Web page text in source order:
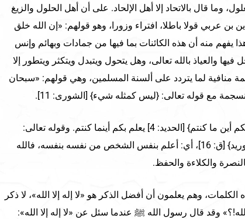
وما قال بالاتحاد إلا أهل الإلحاد. على أن أهل الحلول والزيغ
بن عربي قولا باطلا، افتراء وزورا، وهو قولهم: «إن الله خلق
يفهم منه أن هذه الكائنات بما فيها من جمادات وبهائم وإنس
والعياذ بالله تعالى، وهل يتحول ويتبدل ويتكثر ويتطور إلا
منافية لما يتردد على ألسنة المسلمين، وهي قولهم: «سبحان
مع قوله تعالى: {ليس كمثله شيء} [الشورى: 11].
* معنى قوله تعالى: {وهو معكم أين ما كنتم} [الحديد: 4] يعلم بكم أينما كنتم. وقوله تعالى:
{ونحن أقرب إليه من حبل الوريد} [ق: 16]، أي: أعلم بنفس الشخص من نفسه بنفسه، فالله
والكلاءة والحفظ.
وهم يعلمون أن أفضل الذكر هو «لا إله إلا الله»، لا ذكر
وقد قال رسول الله ﷺ عندما سئل عن «لا إله إلا الله»: